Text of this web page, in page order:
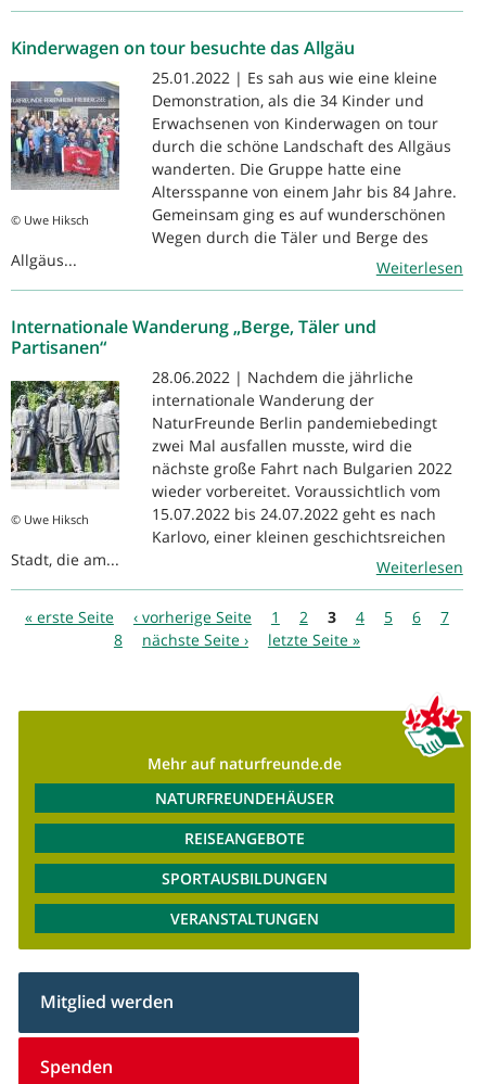
Kinderwagen on tour besuchte das Allgäu
© Uwe Hiksch
25.01.2022 | Es sah aus wie eine kleine
Demonstration, als die 34 Kinder und
Erwachsenen von Kinderwagen on tour
durch die schöne Landschaft des Allgäus
wanderten. Die Gruppe hatte eine
Altersspanne von einem Jahr bis 84 Jahre.
Gemeinsam ging es auf wunderschönen
Wegen durch die Täler und Berge des
Allgäus...
Weiterlesen
Internationale Wanderung „Berge, Täler und
Partisanen“
© Uwe Hiksch
28.06.2022 | Nachdem die jährliche
internationale Wanderung der
NaturFreunde Berlin pandemiebedingt
zwei Mal ausfallen musste, wird die
nächste große Fahrt nach Bulgarien 2022
wieder vorbereitet. Voraussichtlich vom
15.07.2022 bis 24.07.2022 geht es nach
Karlovo, einer kleinen geschichtsreichen
Stadt, die am...
Weiterlesen
Seiten
« erste Seite ‹ vorherige Seite 1 2 3 4 5 6
7
8
nächste Seite › letzte Seite »
Mehr auf naturfreunde.de
NATURFREUNDEHÄUSER
REISEANGEBOTE
SPORTAUSBILDUNGEN
VERANSTALTUNGEN
Mitglied werden
Spenden